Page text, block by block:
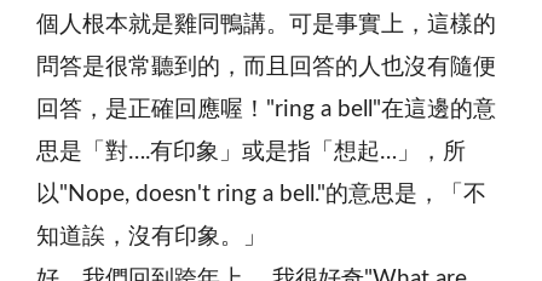
個人根本就是雞同鴨講。可是事實上，這樣的
問答是很常聽到的，而且回答的人也沒有隨便
回答，是正確回應喔！"ring a bell"在這邊的意
思是「對….有印象」或是指「想起…」，所
以"Nope, doesn't ring a bell."的意思是，「不
知道誒，沒有印象。」